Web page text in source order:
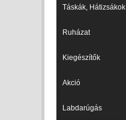
Táskák, Hátizsákok
Ruházat
Kiegészítők
Akció
Labdarúgás